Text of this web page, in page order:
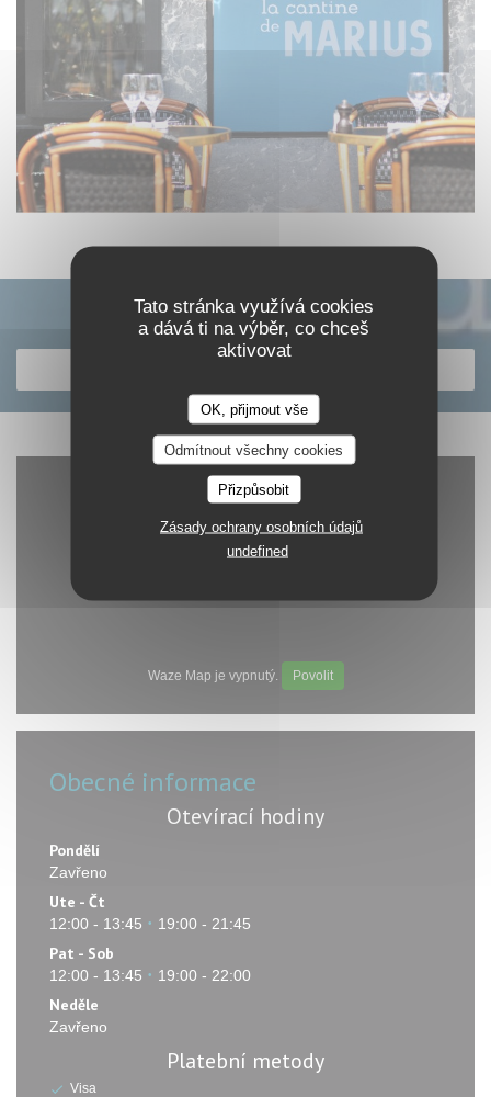
Tato stránka využívá cookies
a dává ti na výběr, co chceš
aktivovat
OK, přijmout vše
Odmítnout všechny cookies
Přizpůsobit
Zásady ochrany osobních údajů
undefined
Objevte naše menu
Waze Map je vypnutý. Povolit
Obecné informace
Otevírací hodiny
Pondělí
Zavřeno
Ute - Čt
12:00 - 13:45 • 19:00 - 21:45
Pat - Sob
12:00 - 13:45 • 19:00 - 22:00
Neděle
Zavřeno
Platební metody
Visa